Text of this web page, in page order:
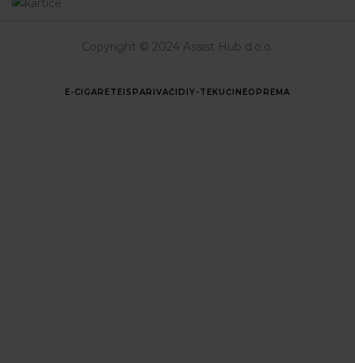
Copyright © 2024 Assist Hub d.o.o.
E-CIGARETEISPARIVAČI DIY-TEKUĆINEOPREMA